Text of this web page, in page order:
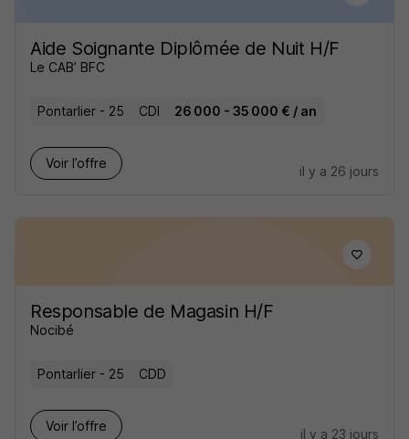
Aide Soignante Diplômée de Nuit H/F
Le CAB’ BFC
Pontarlier - 25 CDI 26 000 - 35 000 € / an
Voir l’offre
il y a 26 jours
Responsable de Magasin H/F
Nocibé
Pontarlier - 25 CDD
Voir l’offre
il y a 23 jours